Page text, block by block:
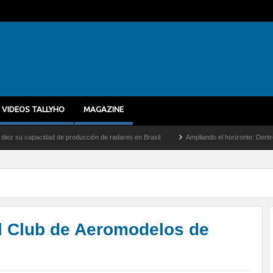
VIDEOS TALLYHO MAGAZINE
de producción de radares en Brasil Ampliando el horizonte: Dentro del vuelo de
de Aeromodelos de